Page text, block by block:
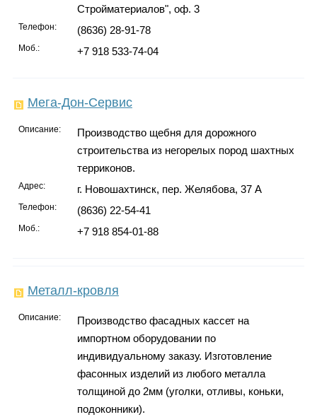
Стройматериалов", оф. 3
Телефон: (8636) 28-91-78
Моб.: +7 918 533-74-04
Мега-Дон-Сервис
Описание:
Производство щебня для дорожного
строительства из негорелых пород шахтных
терриконов.
Адрес: г. Новошахтинск, пер. Желябова, 37 А
Телефон: (8636) 22-54-41
Моб.: +7 918 854-01-88
Металл-кровля
Описание:
Производство фасадных кассет на
импортном оборудовании по
индивидуальному заказу. Изготовление
фасонных изделий из любого металла
толщиной до 2мм (уголки, отливы, коньки,
подоконники).